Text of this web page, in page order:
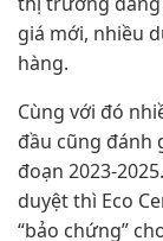
giá mới, nhiều
hàng.
Cùng với đó
đầu cũng đánh
đoạn 2023-
duyệt thì Eco
“bảo chứng”